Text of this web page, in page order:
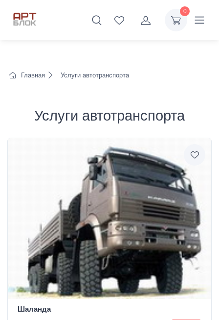
0
Главная Услуги автотранспорта
Услуги автотранспорта
Шаланда